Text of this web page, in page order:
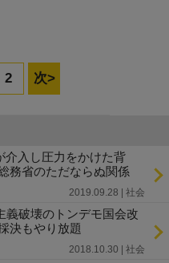
2 次>
介入し圧力をかけた背
務省のただならぬ関係
2019.09.28 | 社会
義破壊のトンデモ国会改
決もやり放題
2018.10.30 | 社会